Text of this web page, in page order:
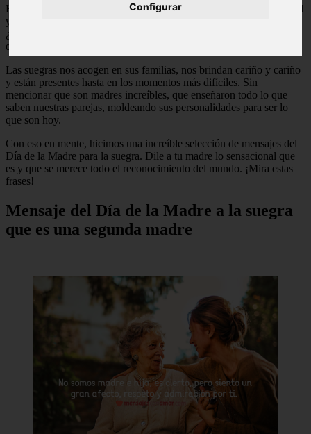
Configurar
Hay muchos estereotipos de que la suegra y la nuera o la suegra y el
yerno no se llevan bien. Pero sabemos que esto no es cierto, porque
¿cómo no amar a alguien que trajo al mundo a la persona más
especial de nuestras vidas?
Las suegras nos acogen en sus familias, nos brindan cariño y cariño
y están presentes hasta en los momentos más difíciles. Sin
mencionar que son madres increíbles, que enseñaron todo lo que
saben nuestras parejas, moldeando sus personalidades para ser lo
que son hoy.
Con eso en mente, hicimos una increíble selección de mensajes del
Día de la Madre para la suegra. Dile a tu madre lo sensacional que
es y que se merece todo el reconocimiento del mundo. ¡Mira estas
frases!
Mensaje del Día de la Madre a la suegra
que es una segunda madre